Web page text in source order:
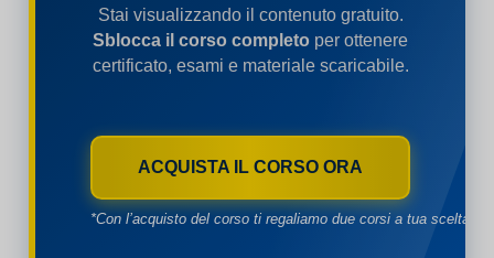
Stai visualizzando il contenuto gratuito.
Sblocca il corso completo per ottenere
certificato, esami e materiale scaricabile.
ACQUISTA IL CORSO ORA
*Con l’acquisto del corso ti regaliamo due corsi a tua scelta*